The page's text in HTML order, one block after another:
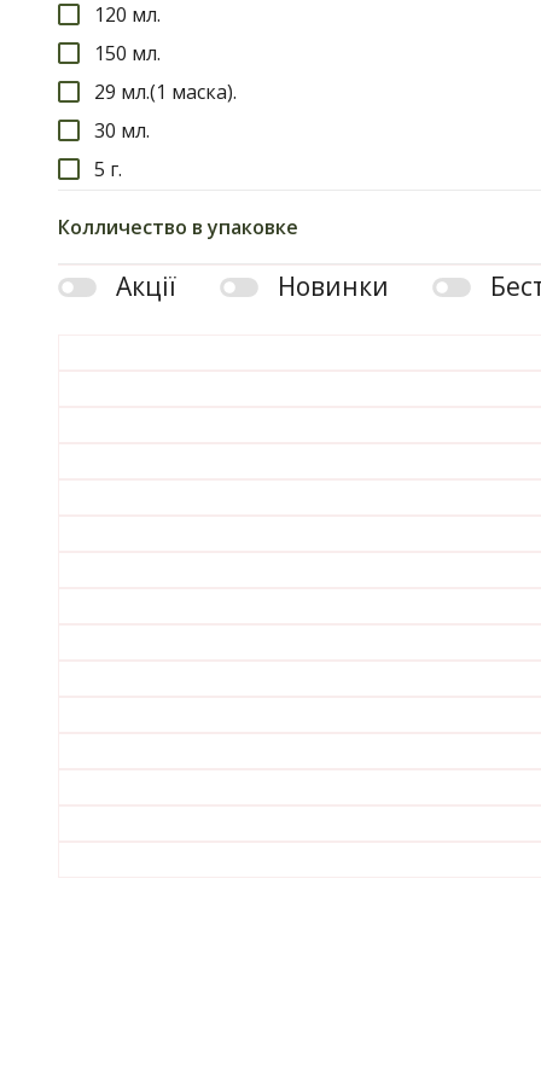
120 мл.
150 мл.
29 мл.(1 маска).
30 мл.
5 г.
500 мл.
Колличество в упаковке
Акції Новинки